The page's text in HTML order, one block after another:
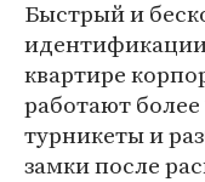
Быстрый и
квартире
работают более
турникеты и
замки после